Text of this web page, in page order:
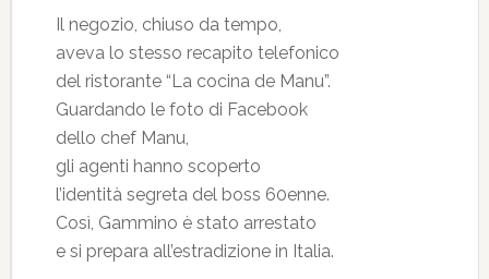
Il negozio, chiuso da tempo,
aveva lo stesso recapito telefonico
del ristorante “La cocina de Manu”.
Guardando le foto di Facebook
dello chef Manu,
gli agenti hanno scoperto
l’identità segreta del boss 60enne.
Così, Gammino è stato arrestato
e si prepara all’estradizione in Italia.